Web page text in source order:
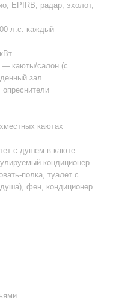
EPIRB, радар, эхолот,
л.с. каждый
— каюты/салон (с
зал
опреснители
каютах
с душем в каюте
кондиционер
полка, туалет с
фен, кондиционер